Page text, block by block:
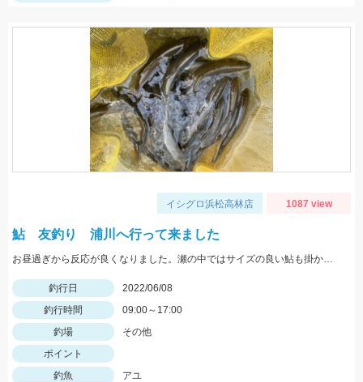
イシグロ浜松高林店 1087 view
鮎 友釣り 浦川へ行って来ました
お昼過ぎから反応が良くなりました。瀬の中ではサイズの良い鮎も掛かり楽しめました。
釣行日
2022/06/08
釣行時間
09:00～17:00
釣場
その他
ポイント
釣魚
アユ